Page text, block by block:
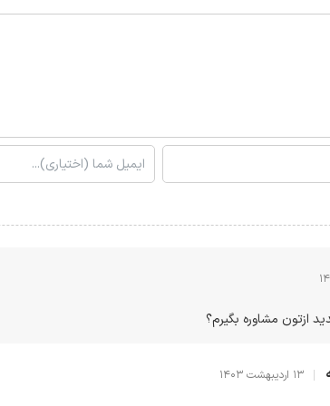
ازتون مشاوره بگیرم؟
۱۳ اردیبهشت ۱۴۰۳